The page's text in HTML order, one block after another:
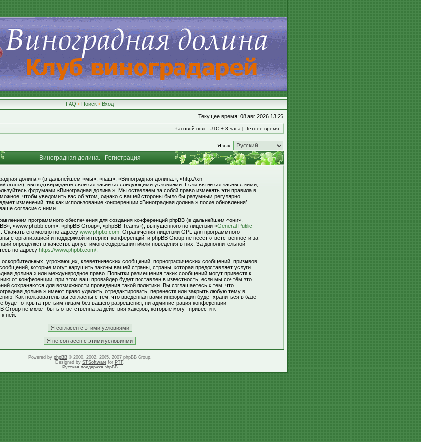
FAQ • Поиск • Вход
Текущее время: 08 авг 2026 13:26
Часовой пояс: UTC + 3 часа [ Летнее время ]
Язык:
Виноградная долина. - Регистрация
долина.» (в дальнейшем «мы», «наш», «Виноградная долина.», «http://xn---
forum»), вы подтверждаете своё согласие со следующими условиями. Если вы не согласны с ними,
форумами «Виноградная долина.». Мы оставляем за собой право изменять эти правила в
чтобы уведомить вас об этом, однако с вашей стороны было бы разумным регулярно
изменений, так как использование конференции «Виноградная долина.» после обновления/
согласие с ними.
программного обеспечения для создания конференций phpBB (в дальнейшем «они»,
«www.phpbb.com», «phpBB Group», «phpBB Teams»), выпущенного по лицензии «General Public
Скачать его можно по адресу www.phpbb.com . Ограничения лицензии GPL для программного
с организацией и поддержкой интернет-конференций, и phpBB Group не несёт ответственности за
определяет в качестве допустимого содержания и/или поведения в них. За дополнительной
по адресу https://www.phpbb.com/
угрожающих, клеветнических сообщений, порнографических сообщений, призывов
которые могут нарушить законы вашей страны, страны, которая предоставляет услуги
долина.» или международное право. Попытки размещения таких сообщений могут привести к
от конференции, при этом ваш провайдер будет поставлен в известность, если мы сочтём это
сохраняются для возможности проведения такой политики. Вы соглашаетесь с тем, что
долина.» имеют право удалить, отредактировать, перенести или закрыть любую тему в
Как пользователь вы согласны с тем, что введённая вами информация будет храниться в базе
будет открыта третьим лицам без вашего разрешения, ни администрация конференции
Group не может быть ответственна за действия хакеров, которые могут привести к
ней.
Powered by phpBB© 2000, 2002, 2005, 2007 phpBB Group.
Designed by STSoftwarefor PTF.
Русская поддержка phpBB